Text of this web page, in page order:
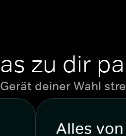
zu dir
deiner Wahl
Alles von